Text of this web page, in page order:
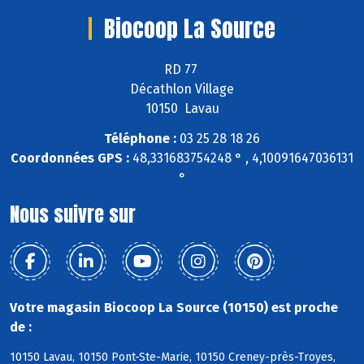
Biocoop La Source
RD 77
Décathlon Village
10150 Lavau
Téléphone : 03 25 28 18 26
Coordonnées GPS : 48,331683754248 ° , 4,10091647036131
°
Nous suivre sur
Votre magasin Biocoop La Source (10150) est proche
de :
10150 Lavau, 10150 Pont-Ste-Marie, 10150 Creney-près-Troyes,